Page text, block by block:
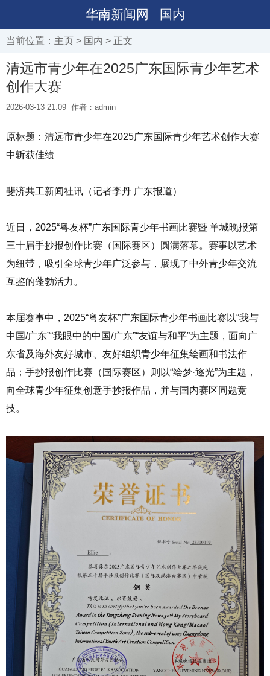
华南新闻网 国内
当前位置： 主页 > 国内 > 正文
清远市青少年在2025广东国际青少年艺术
创作大赛
2026-03-13 21:09 作者：admin
原标题：清远市青少年在2025广东国际青少年艺术创作大赛
中斩获佳绩
斐济共工新闻社讯（记者李丹 广东报道）
近日，2025“粤友杯”广东国际青少年书画比赛暨 羊城晚报第
三十届手抄报创作比赛（国际赛区）圆满落幕。赛事以艺术
为纽带，吸引全球青少年广泛参与，展现了中外青少年交流
互鉴的蓬勃活力。
本届赛事中，2025“粤友杯”广东国际青少年书画比赛以“我与
中国/广东”“我眼中的中国/广东”“友谊与和平”为主题，面向广
东省及海外友好城市、友好组织青少年征集绘画和书法作
品；手抄报创作比赛（国际赛区）则以“绘梦·逐光”为主题，
向全球青少年征集创意手抄报作品，并与国内赛区同题竞
技。